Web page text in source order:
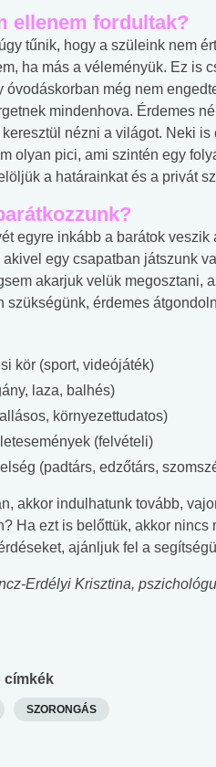
ellenem fordultak?
tűnik, hogy a szüleink nem
ha más a véleményük. Ez is
óvodáskorban még nem
mindenhova. Érdemes
nézni a világot. Neki is
olyan pici, ami szintén egy
a határainkat és a privát
egyre inkább a barátok
akivel egy csapatban játszunk
akarjuk velük megosztani,
szükségünk, érdemes
kör (sport, videójáték)
laza, balhés)
környezettudatos)
(felvételi)
(padtárs, edzőtárs,
akkor indulhatunk tovább,
Ha ezt is belőttük, akkor
ajánljuk fel a
Erdélyi Krisztina,
címkék
SZORONGÁS